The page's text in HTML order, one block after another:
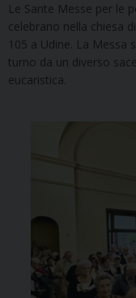
Le Sante Messe per le
celebrano nella chiesa
105 a Udine. La Messa
turno da un diverso
eucaristica.